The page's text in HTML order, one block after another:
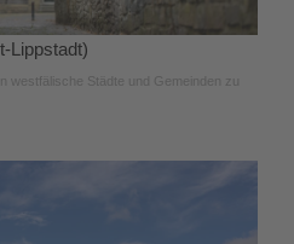
Lippstadt)
westfälische Städte und Gemeinden zu